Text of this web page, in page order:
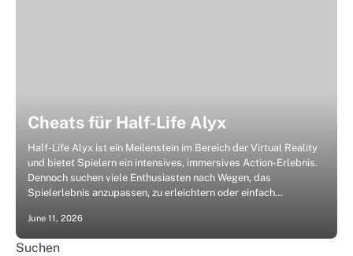
Cheats für Half-Life Alyx
Half-Life Alyx ist ein Meilenstein im Bereich der Virtual Reality
und bietet Spielern ein intensives, immersives Action-Erlebnis.
Dennoch suchen viele Enthusiasten nach Wegen, das
Spielerlebnis anzupassen, zu erleichtern oder einfach…
June 11, 2026
Suchen